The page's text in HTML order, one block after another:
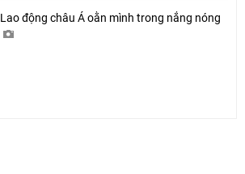
Lao động châu Á oằn mình trong nắng nóng